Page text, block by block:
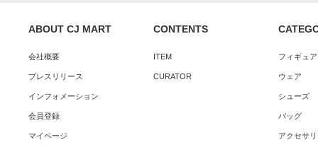
ABOUT CJ MART
会社概要
プレスリリース
インフォメーション
会員登録
マイページ
CONTENTS
ITEM
CURATOR
フィギュ
ウェア
シューズ
バッグ
アクセサ